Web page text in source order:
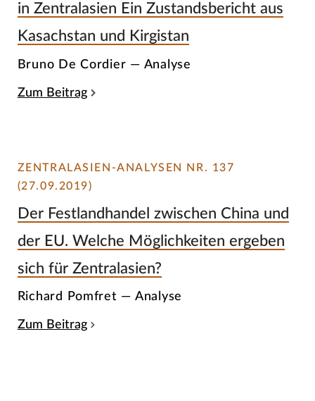
in Zentralasien Ein Zustandsbericht aus
Kasachstan und Kirgistan
Bruno De Cordier — Analyse
Zum Beitrag
ZENTRALASIEN-ANALYSEN NR. 137
(27.09.2019)
Der Festlandhandel zwischen China und
der EU. Welche Möglichkeiten ergeben
sich für Zentralasien?
Richard Pomfret — Analyse
Zum Beitrag